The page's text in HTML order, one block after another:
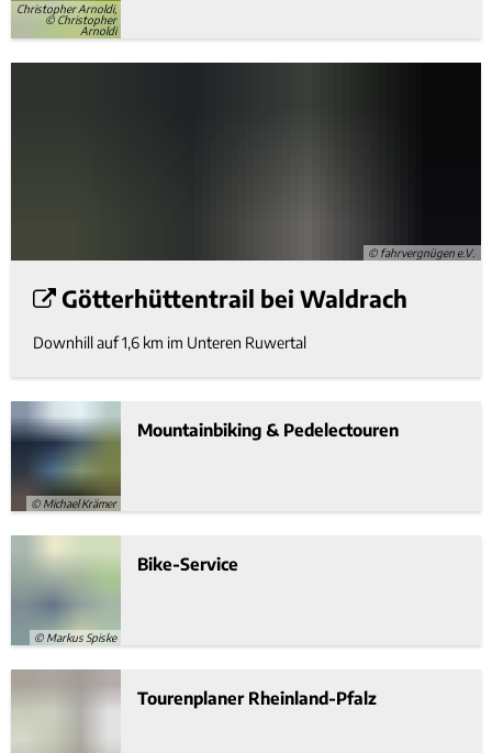
Christopher Arnoldi,
© Christopher
Arnoldi
© fahrvergnügen e.V.
Götterhüttentrail bei Waldrach
Downhill auf 1,6 km im Unteren Ruwertal
© Michael Krämer
Mountainbiking & Pedelectouren
© Markus Spiske
Bike-Service
Tourenplaner Rheinland-Pfalz